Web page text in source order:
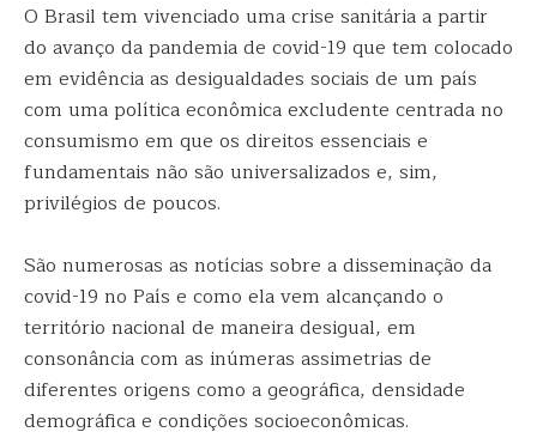
O Brasil tem vivenciado uma crise sanitária a partir
do avanço da pandemia de covid-19 que tem colocado
em evidência as desigualdades sociais de um país
com uma política econômica excludente centrada no
consumismo em que os direitos essenciais e
fundamentais não são universalizados e, sim,
privilégios de poucos.
São numerosas as notícias sobre a disseminação da
covid-19 no País e como ela vem alcançando o
território nacional de maneira desigual, em
consonância com as inúmeras assimetrias de
diferentes origens como a geográfica, densidade
demográfica e condições socioeconômicas.